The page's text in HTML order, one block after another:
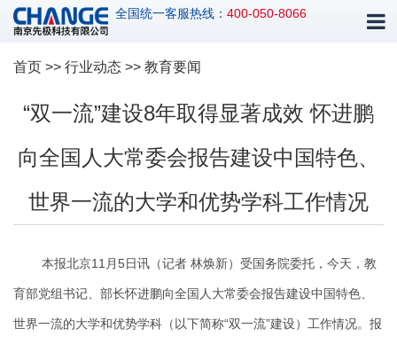
全国统一客服热线： 400-050-8066
首页 >> 行业动态 >> 教育要闻
“双一流”建设8年取得显著成效 怀进鹏
向全国人大常委会报告建设中国特色、
世界一流的大学和优势学科工作情况
本报北京11月5日讯（记者 林焕新）受国务院委托，今天，教
育部党组书记、部长怀进鹏向全国人大常委会报告建设中国特色、
世界一流的大学和优势学科（以下简称“双一流”建设）工作情况。报